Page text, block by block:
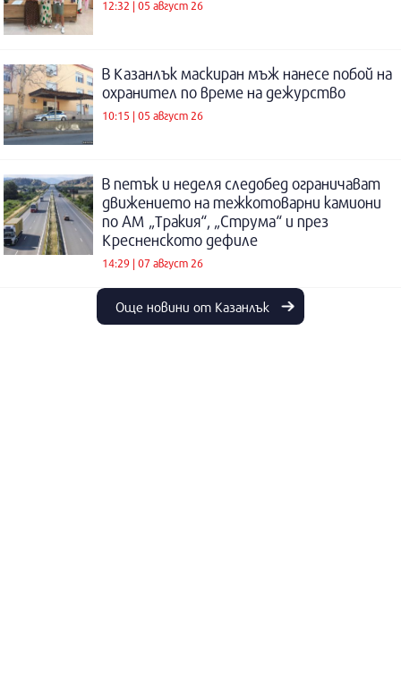
12:32 | 05 август 26
В Казанлък маскиран мъж нанесе побой на
охранител по време на дежурство
10:15 | 05 август 26
В петък и неделя следобед ограничават
движението на тежкотоварни камиони
по АМ „Тракия“, „Струма“ и през
Кресненското дефиле
14:29 | 07 август 26
Още новини от Казанлък